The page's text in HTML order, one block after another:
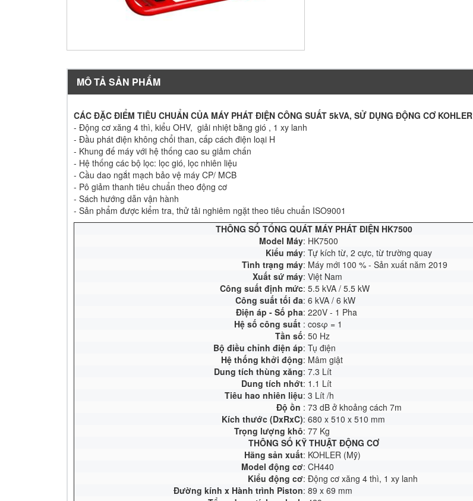
MÔ TẢ SẢN PHẨM
CÁC ĐẶC ĐIỂM TIÊU CHUẨN CỦA MÁY PHÁT ĐIỆN CÔNG SUẤT 5kVA, SỬ DỤNG ĐỘNG CƠ KOHLER
- Động cơ xăng 4 thì, kiểu OHV, giải nhiệt bằng gió , 1 xy lanh
- Đầu phát điện không chổi than, cấp cách điện loại H
- Khung đế máy với hệ thống cao su giảm chấn
- Hệ thống các bộ lọc: lọc gió, lọc nhiên liệu
- Cầu dao ngắt mạch bảo vệ máy CP/ MCB
- Pô giảm thanh tiêu chuẩn theo động cơ
- Sách hướng dẫn vận hành
- Sản phẩm được kiểm tra, thử tải nghiêm ngặt theo tiêu chuẩn ISO9001
THÔNG SỐ TỔNG QUÁT MÁY PHÁT ĐIỆN HK7500
Model Máy: HK7500
Kiểu máy: Tự kích từ, 2 cực, từ trường quay
Tình trạng máy: Máy mới 100 % - Sản xuất năm 2019
Xuất sứ máy: Việt Nam
Công suất định mức: 5.5 kVA / 5.5 kW
Công suất tối đa: 6 kVA / 6 kW
Điện áp - Số pha: 220V - 1 Pha
Hệ số công suất : cosφ = 1
Tần số: 50 Hz
Bộ điều chỉnh điện áp: Tụ điện
Hệ thống khởi động: Mâm giật
Dung tích thùng xăng: 7.3 Lít
Dung tích nhớt: 1.1 Lít
Tiêu hao nhiên liệu: 3 Lít /h
Độ ồn : 73 dB ở khoảng cách 7m
Kích thước (DxRxC): 680 x 510 x 510 mm
Trọng lượng khô: 77 Kg
THÔNG SỐ KỸ THUẬT ĐỘNG CƠ
Hãng sản xuất: KOHLER (Mỹ)
Model động cơ: CH440
Kiểu động cơ: Động cơ xăng 4 thì, 1 xy lanh
Đường kính x Hành trình Piston: 89 x 69 mm